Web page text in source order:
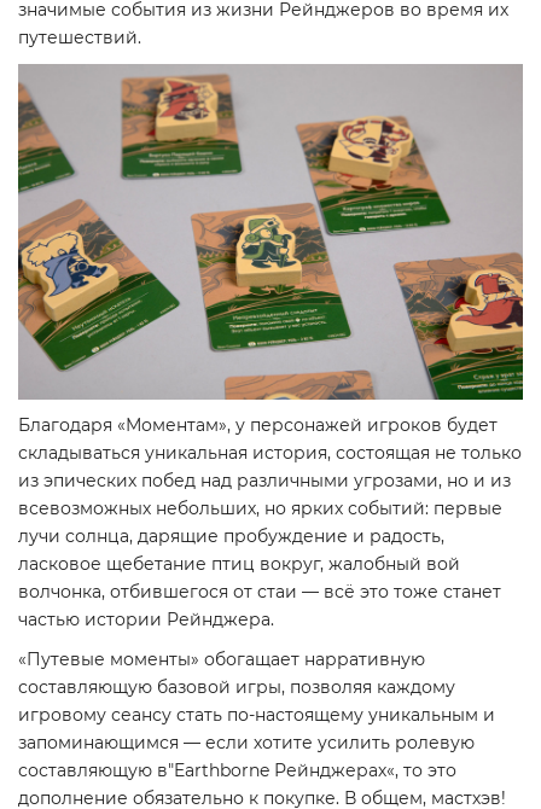
значимые события из жизни Рейнджеров во время их
путешествий.
Благодаря «Моментам», у персонажей игроков будет
складываться уникальная история, состоящая не только
из эпических побед над различными угрозами, но и из
всевозможных небольших, но ярких событий: первые
лучи солнца, дарящие пробуждение и радость,
ласковое щебетание птиц вокруг, жалобный вой
волчонка, отбившегося от стаи — всё это тоже станет
частью истории Рейнджера.
«Путевые моменты» обогащает нарративную
составляющую базовой игры, позволяя каждому
игровому сеансу стать по-настоящему уникальным и
запоминающимся — если хотите усилить ролевую
составляющую в"Earthborne Рейнджерах«, то это
дополнение обязательно к покупке. В общем, мастхэв!